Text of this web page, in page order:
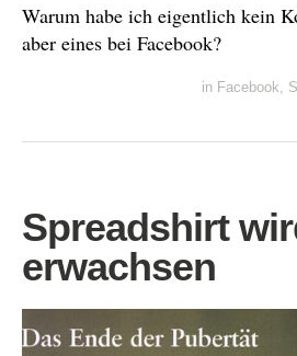
Warum habe ich eigentlich kein
aber eines bei Facebook?
in Facebook
Spreadshirt
erwachsen